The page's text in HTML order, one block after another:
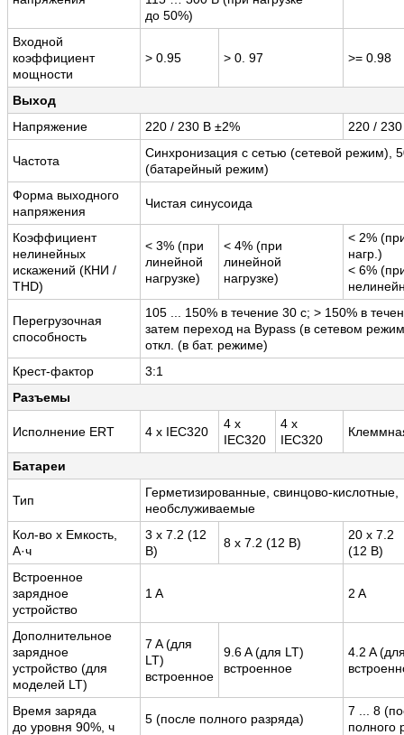
до 50%)
Входной
коэффициент
мощности
> 0.95 > 0. 97 >= 0.98
Выход
Напряжение
220 / 230 В ±2% 220 /
Частота
Синхронизация с сетью (сетевой режим),
(батарейный режим)
Форма выходного
напряжения
Чистая синусоида
Коэффициент
нелинейных
искажений (КНИ /
THD)
< 3% (при
линейной
нагрузке)
< 4% (при
линейной
нагрузке)
< 2%
нагр.)
< 6%
Перегрузочная
способность
105 ... 150% в течение 30 с; > 150% в
затем переход на Bypass (в сетевом
откл. (в бат. режиме)
Крест-фактор
3:1
Разъемы
Исполнение ERT 4 x IEC320
4 x
IEC320
4 x
IEC320
Батареи
Тип
Герметизированные, свинцово-кислотные,
необслуживаемые
Кол-во x Емкость,
А·ч
3 x 7.2 (12
В)
8 x 7.2 (12 В)
20 x 7.2
(12 В)
Встроенное
зарядное
устройство
1 A 2 A
Дополнительное
зарядное
устройство (для
моделей LT)
7 A (для
LT)
встроенное
9.6 A (для LT)
встроенное
4.2 A
Время заряда
до уровня 90%, ч
5 (после полного разряда)
7 ... 8
полного